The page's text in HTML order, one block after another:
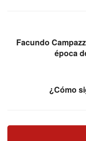
Facundo
época
¿Cómo